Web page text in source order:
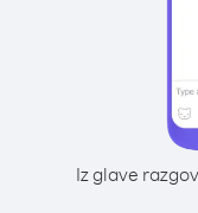
Iz glave